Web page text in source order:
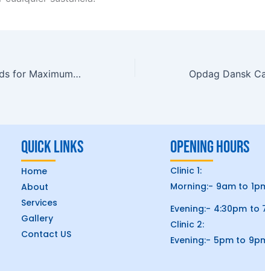
The Top 5 Steroids for Maximum Muscle Building
Quick Links
Home
About
Services
Gallery
Contact US
Opening hours
Clinic 1:
Morning:- 9am to
Evening:- 4:30pm to
Clinic 2:
Evening:- 5pm to